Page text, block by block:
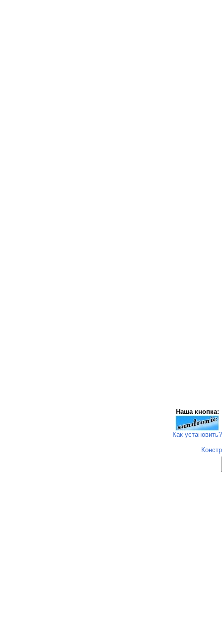
Наша кнопка:
Как установить?